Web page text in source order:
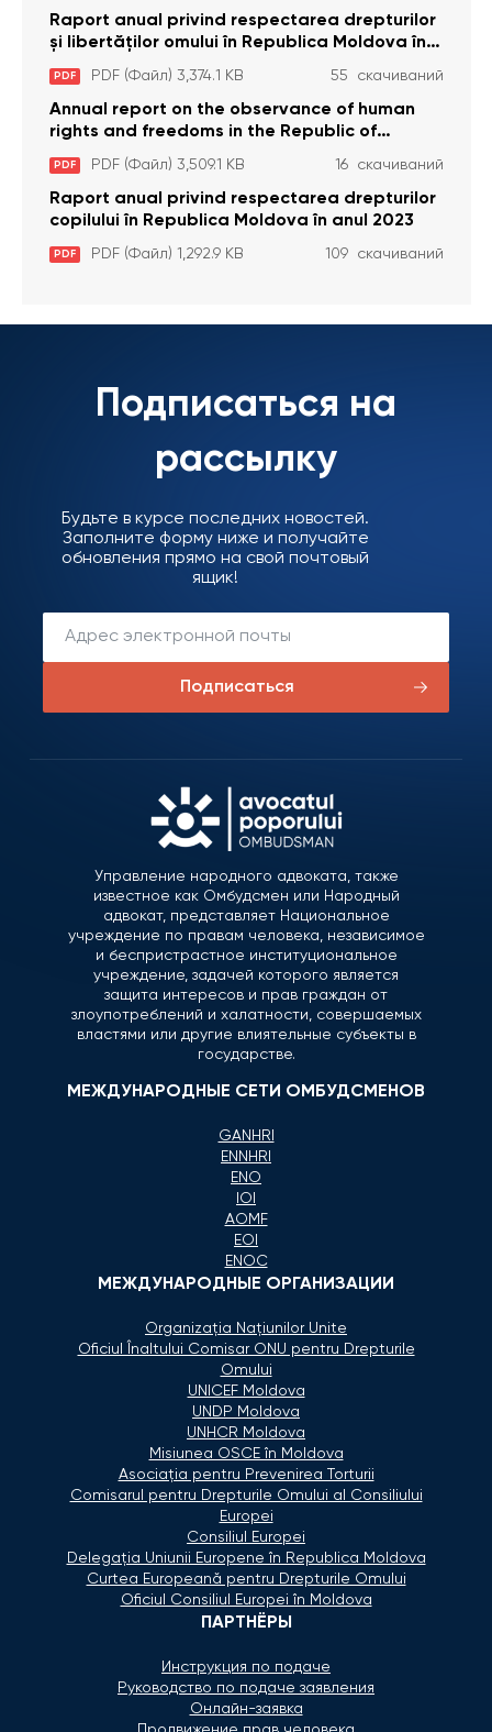
Raport anual privind respectarea drepturilor
și libertăților omului în Republica Moldova în
anul 2023
PDF PDF (Файл) 3,374.1 KB 55 скачиваний
Annual report on the observance of human
rights and freedoms in the Republic of
Moldova in 2023
PDF PDF (Файл) 3,509.1 KB 16 скачиваний
Raport anual privind respectarea drepturilor
copilului în Republica Moldova în anul 2023
PDF PDF (Файл) 1,292.9 KB 109 скачиваний
Подписаться на
рассылку
Будьте в курсе последних новостей.
Заполните форму ниже и получайте
обновления прямо на свой почтовый
ящик!
Подписаться
Управление народного адвоката, также
известное как Омбудсмен или Народный
адвокат, представляет Национальное
учреждение по правам человека, независимое
и беспристрастное институциональное
учреждение, задачей которого является
защита интересов и прав граждан от
злоупотреблений и халатности, совершаемых
властями или другие влиятельные субъекты в
государстве.
МЕЖДУНАРОДНЫЕ СЕТИ ОМБУДСМЕНОВ
GANHRI
ENNHRI
ENO
IOI
AOMF
EOI
ENOC
МЕЖДУНАРОДНЫЕ ОРГАНИЗАЦИИ
Organizaţia Naţiunilor Unite
Oficiul Înaltului Comisar ONU pentru Drepturile
Omului
UNICEF Moldova
UNDP Moldova
UNHCR Moldova
Misiunea OSCE în Moldova
Asociaţia pentru Prevenirea Torturii
Comisarul pentru Drepturile Omului al Consiliului
Europei
Consiliul Europei
Delegaţia Uniunii Europene în Republica Moldova
Curtea Europeană pentru Drepturile Omului
Oficiul Consiliul Europei în Moldova
ПАРТНЁРЫ
Инструкция по подаче
Руководство по подаче заявления
Онлайн-заявка